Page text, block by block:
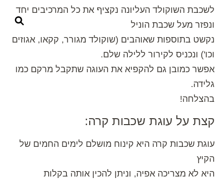
לשכבת השוקולד העליונה נקציף את כל המרכיבים יחד
ונפזר מעל שכבת הוניל
נקשט בתוספות שאוהבים (שוקולד מגורר, קקאו, אגוזים
וכו') ונכניס לקירור ללילה שלם.
אפשר כמובן גם להקפיא את העוגה שתקבל מרקם כמו
גלידה.
בהצלחה!
קצת על עוגת שכבות קרה:
עוגת שכבות קרה היא קינוח מושלם לימים החמים של
הקיץ
היא לא מצריכה אפיה, וניתן להכין אותה בקלות